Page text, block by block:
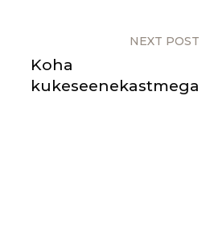
NEXT POST
Koha
kukeseenekastmega